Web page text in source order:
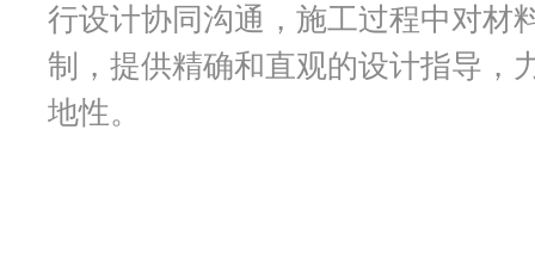
行设计协同沟通，施工过程中对材
制，提供精确和直观的设计指导，
地性。